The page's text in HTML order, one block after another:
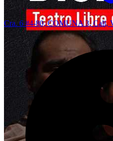
Cra. 6 #4-80, COMUNA 3, Cali,